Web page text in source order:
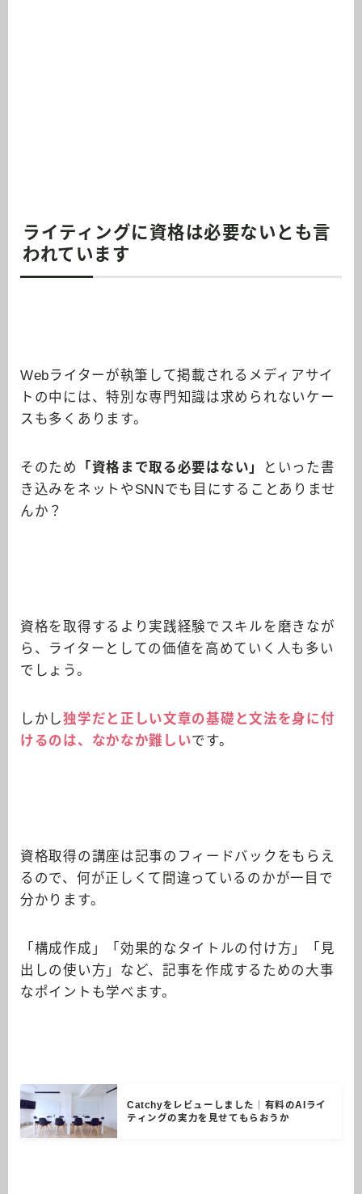
ライティングに資格は必要ないとも言
われています
Webライターが執筆して掲載されるメディアサイ
トの中には、特別な専門知識は求められないケー
スも多くあります。
そのため 「資格まで取る必要はない」
といった書
き込みをネットやSNNでも目にすることありませ
んか？
資格を取得するより実践経験でスキルを磨きなが
ら、ライターとしての価値を高めていく人も多い
でしょう。
しかし独学だと正しい文章の基礎と文法を身に付
けるのは、なかなか難しいです。
資格取得の講座は記事のフィードバックをもらえ
るので、何が正しくて間違っているのかが一目で
分かります。
「構成作成」「効果的なタイトルの付け方」「見
出しの使い方」 など、記事を作成するための大事
なポイントも学べます。
Catchyをレビューしました｜有料のAIライ
ティングの実力を見せてもらおうか